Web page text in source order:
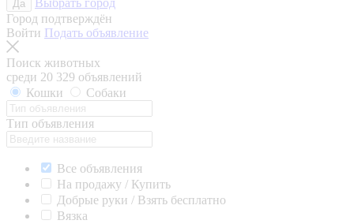
Да
Выбрать город
Город подтверждён
Войти Подать объявление
Поиск животных
среди 20 329 объявлений
Кошки
Собаки
Тип объявления
Все объявления
На продажу / Купить
Добрые руки / Взять бесплатно
Вязка